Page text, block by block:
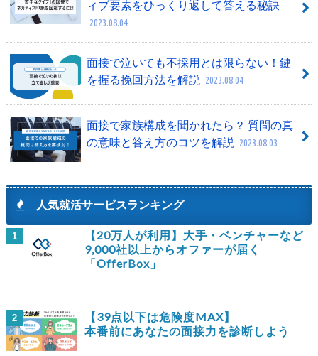
ィブ要素をひっくり返して答える秘訣
2023.08.04
面接で泣いても不採用とは限らない！鍵
を握る挽回方法を解説
2023.08.04
面接で家族構成を聞かれたら？ 質問の真
の意味と答え方のコツを解説
2023.08.03
人気就活サービスランキング
1
【20万人が利用】大手・ベンチャーなど
9,000社以上からオファーが届く
「OfferBox」
2
【39点以下は危険度MAX】
本番前にあなたの面接力を診断しよう